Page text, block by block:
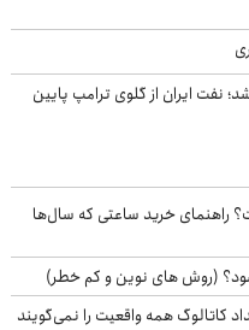
ایران از گلوی ترامپ پایین
راهنمای خرید ساعتی که سال‌ها
(روش های نوین و کم خطر)
کاتالوگ همه واقعیت را نمی‌گویند